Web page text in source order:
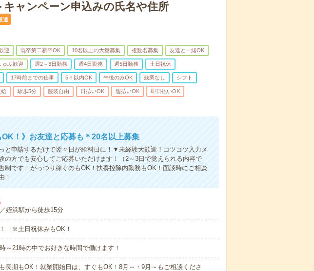
ャンペーン申込みの氏名や住所
遣
迎 既卒第二新卒OK 10名以上の大量募集 複数名募集 友達と一緒OK
ゅふ歓迎 週2～3日勤務 週4日勤務 週5日勤務 土日祝休
17時前までの仕事 5ｈ以内OK 午後のみOK 残業なし シフト
駅歩5分 服装自由 日払いOK 週払いOK 即日払いOK
OK！》お友達と応募も＊20名以上募集
と申請するだけで翌々日が給料日に！▼未経験大歓迎！コツコツ入力メ
の方でも安心してご応募いただけます！（2～3日で覚えられる内容で
です！がっつり稼ぐのもOK！扶養控除内勤務もOK！面談時にご相談
！
姪浜駅から徒歩15分
※土日祝休みもOK！
～21時の中でお好きな時間で働けます！
長期もOK！就業開始日は、すぐもOK！8月～・9月～もご相談くださ